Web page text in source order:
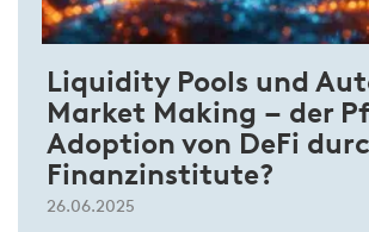
Liquidity Pools und
Market Making – der
Adoption von DeFi
Finanzinstitute?
26.06.2025